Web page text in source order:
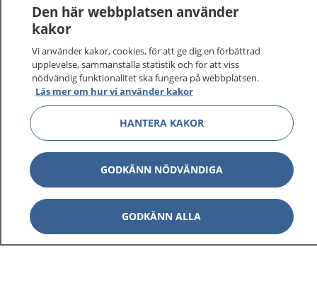
1177 på flera språk
Om 1177 Visa
Kontakt Visa
Behandling av personuppgifter
Den här webbplatsen använder
kakor
Vi använder kakor, cookies, för att ge dig en förbättrad
upplevelse, sammanställa statistik och för att viss
nödvändig funktionalitet ska fungera på webbplatsen.
Läs mer om hur vi använder kakor
HANTERA KAKOR
GODKÄNN NÖDVÄNDIGA
GODKÄNN ALLA